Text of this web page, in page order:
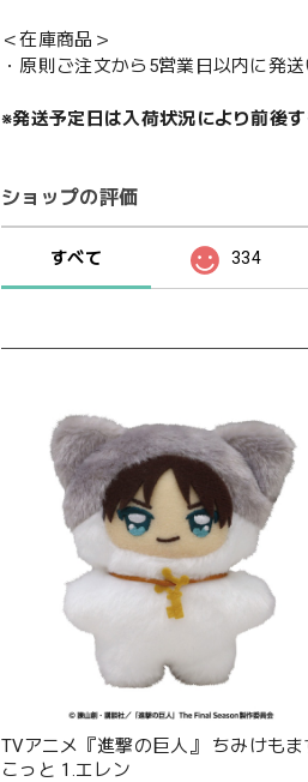
＜在庫商品＞
・原則ご注文から5営業日以内に発送
※発送予定日は入荷状況により前後
ショップの評価
すべて 334
TVアニメ『進撃の巨人』 ちみけもま
こっと 1.エレン